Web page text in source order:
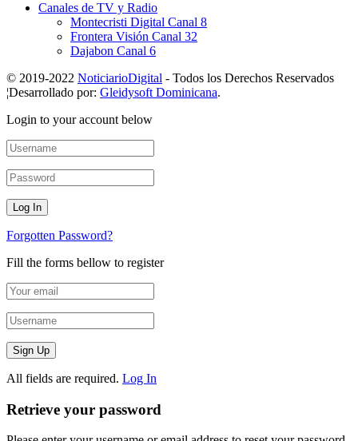
Canales de TV y Radio
Montecristi Digital Canal 8
Frontera Visión Canal 32
Dajabon Canal 6
© 2019-2022 NoticiarioDigital - Todos los Derechos Reservados
¦Desarrollado por: Gleidysoft Dominicana.
Login to your account below
Forgotten Password?
Fill the forms bellow to register
All fields are required. Log In
Retrieve your password